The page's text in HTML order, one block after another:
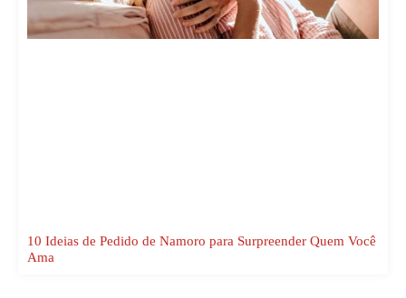
10 Ideias de Pedido de Namoro para Surpreender Quem Você
Ama